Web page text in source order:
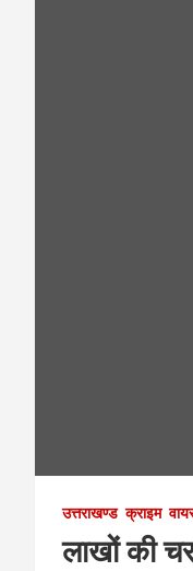
उत्तराखण्ड क्राइम
लाखों की